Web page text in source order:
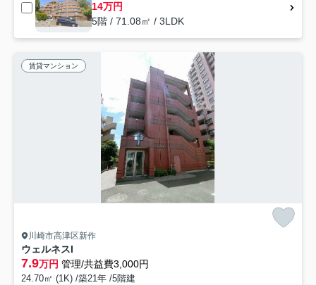
14万円
5階 / 71.08㎡ / 3LDK
賃貸マンション
川崎市高津区新作
ウェルネスI
7.9万円 管理/共益費3,000円
24.70㎡ (1K) /築21年 /5階建